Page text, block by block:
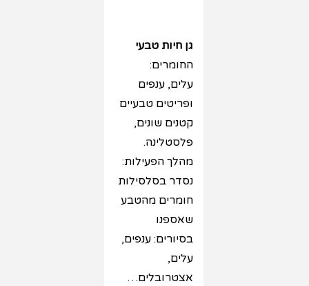
גן חיות טבעי
החומרים:
עלים, ענפים
ופריטים טבעיים
קטנים שונים,
פלסטלינה.
מהלך הפעילות:
נסדר בסלסילות
חומרים מהטבע
שאספנו
בסיורים: ענפים,
עלים,
אצטרובלים…